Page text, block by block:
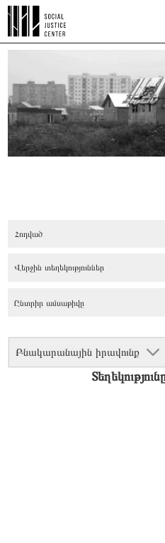
Հոդված
Բնակարանային իրավունք
Վերջին տեղեկություններ